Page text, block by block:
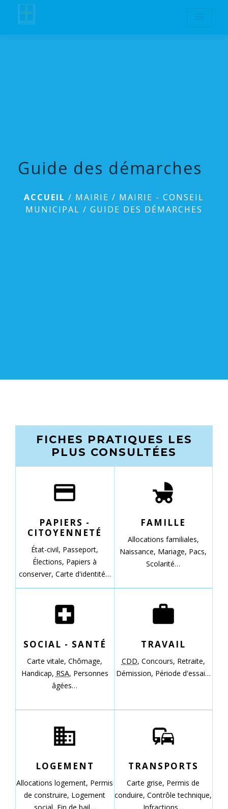
Guide des démarches
ACCUEIL / MAIRIE / MAIRIE - CONSEIL
MUNICIPAL / GUIDE DES DÉMARCHES
FICHES PRATIQUES LES
PLUS CONSULTÉES
credit_card
PAPIERS -
CITOYENNETÉ
État-civil, Passeport,
Élections, Papiers à
conserver, Carte d'identité…
child_friendly
FAMILLE
Allocations familiales,
Naissance, Mariage, Pacs,
Scolarité…
local_hospital
SOCIAL - SANTÉ
Carte vitale,Chômage,
Handicap, RSA, Personnes
âgées…
work
TRAVAIL
CDD, Concours, Retraite,
Démission, Période d'essai…
domain
LOGEMENT
Allocations logement, Permis
de construire, Logement
commute
TRANSPORTS
Carte grise, Permis de
conduire,Contrôle technique,